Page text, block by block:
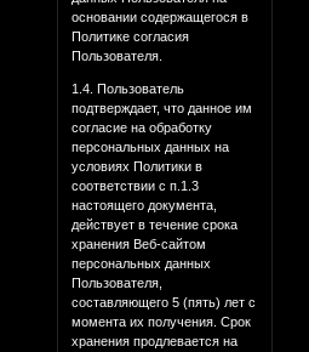
основании содержащегося в
Политике согласия
Пользователя.
1.4. Пользователь
подтверждает, что данное им
согласие на обработку
персональных данных на
условиях Политики в
соответствии с п.1.3
настоящего документа,
действует в течение срока
хранения Веб-сайтом
персональных данных
Пользователя,
составляющего 5 (пять) лет с
момента их получения. Срок
хранения продлевается на